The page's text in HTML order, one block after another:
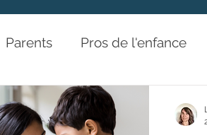
Parents Pros de l'enfance
l'Approche Relations aux